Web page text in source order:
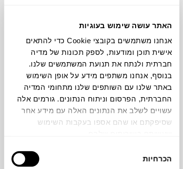
האתר עושה שימוש בעוגיות
אנחנו משתמשים בקובצי Cookie כדי להתאים
אישית תוכן ומודעות, לספק תכונות של מדיה
חברתית ולנתח את תנועת המשתמשים שלנו.
בנוסף, אנחנו משתפים מידע על אופן השימוש
באתר שלנו עם השותפים שלנו מתחומי המדיה
החברתית, הפרסום וניתוח הנתונים. גורמים אלה
עשויים לשלב את הנתונים האלה עם מידע אחר
שסיפקתם או שהם אספו בעקבות השימוש
הסכמה
הכרחיות
תוכלו למצוא אותי ב:
חלה שגיאה. אנא רעננו את הדף ונסו שנית
צבעים
סדרת הכלים STØRM, של המעצב Nicholai
Hansen, עוצבה עבור המותג המוביל
RAAWII
.